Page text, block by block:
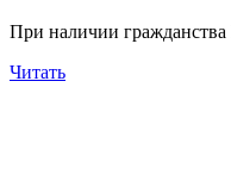
При наличии гражданства
Читать